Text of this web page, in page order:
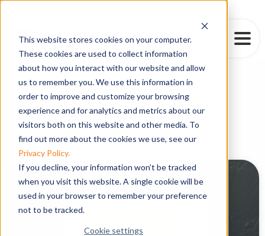
This website stores cookies on your computer.
These cookies are used to collect information
about how you interact with our website and allow
us to remember you. We use this information in
order to improve and customize your browsing
experience and for analytics and metrics about our
visitors both on this website and other media. To
find out more about the cookies we use, see our
Privacy Policy.
If you decline, your information won’t be tracked
when you visit this website. A single cookie will be
used in your browser to remember your preference
not to be tracked.
Cookie settings
추천도서
당신의 삶을 풍요롭게 합니다